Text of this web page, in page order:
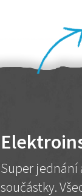
Super jednání
součástky.